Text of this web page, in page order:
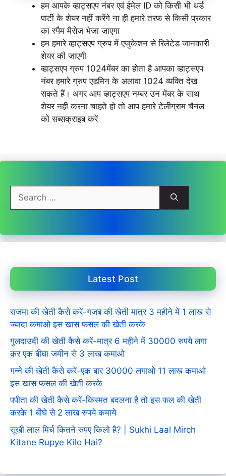
हम आपके व्हाट्सएप नंबर एवं ईमेल ID को किसी भी थर्ड
पार्टी के शेयर नहीं करेंगे ना ही हमारे तरफ से किसी प्रकार
का स्पैम मैसेज भेजा जाएगा
हम हमारे व्हाट्सएप ग्रुप में एजुकेशन से रिलेटेड जानकारी
शेयर की जाएगी
व्हाट्सएप ग्रुप 1024मेंबर का होता है आपका व्हाट्सएप
नंबर हमारे ग्रुप एडमिन के अलावा 1024 व्यक्ति देख
सकते हैं। अगर आप व्हाट्सएप नम्बर उन मेंबर के साथ
शेयर नही करना चाहते हो तो आप हमारे टेलीग्राम चैनल
को सब्सक्राइब करें
for:
Latest Post
राजमा की खेती कैसे करें-गजब की खेती मात्र 3 महीने में 1 लाख से
ज्यादा कमाओ इस खास फसल की खेती करके
गुलदाउदी की खेती कैसे करें-मात्र 6 महीने में 30000 रुपये लगा
कर एक बीघा जमीन से 3 लाख कमाओ
गन्ने की खेती कैसे करें-एक बार 30000 लगाओ 11 लाख कमाओ
इस खास फसल की खेती करके
पपीता की खेती कैसे करें-किस्मत बदलना है तो इस फल की खेती
करके 1 बीघे से 2 लाख रुपये कमाये
सूखी लाल मिर्च कितने रुपए किलो है? | Sukhi Laal Mirch
Kitane Rupye Kilo Hai?